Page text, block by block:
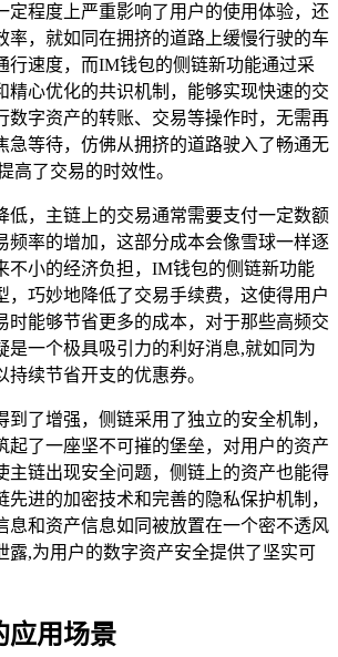
定程度上严重影响了用户的使用体验，还
率，就如同在拥挤的道路上缓慢行驶的车
行速度，而IM钱包的侧链新功能通过采
精心优化的共识机制，能够实现快速的交
数字资产的转账、交易等操作时，无需再
急等待，仿佛从拥挤的道路驶入了畅通无
高了交易的时效性。
低，主链上的交易通常需要支付一定数额
频率的增加，这部分成本会像雪球一样逐
不小的经济负担，IM钱包的侧链新功能
，巧妙地降低了交易手续费，这使得用户
时能够节省更多的成本，对于那些高频交
是一个极具吸引力的利好消息,就如同为
续节省开支的优惠券。
到了增强，侧链采用了独立的安全机制，
起了一座坚不可摧的堡垒，对用户的资产
主链出现安全问题，侧链上的资产也能得
先进的加密技术和完善的隐私保护机制，
息和资产信息如同被放置在一个密不透风
露,为用户的数字资产安全提供了坚实可
应用场景